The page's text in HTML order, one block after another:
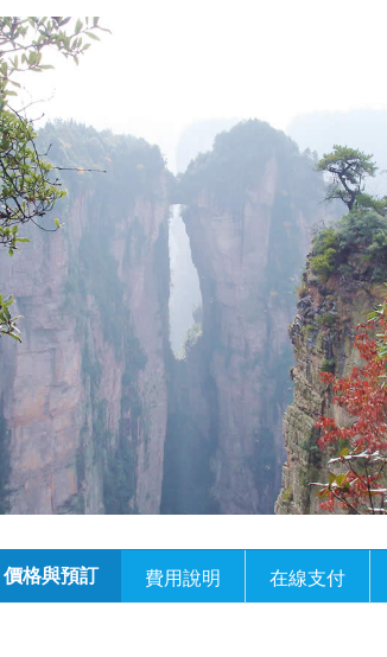
價格與預訂 費用說明 在線支付